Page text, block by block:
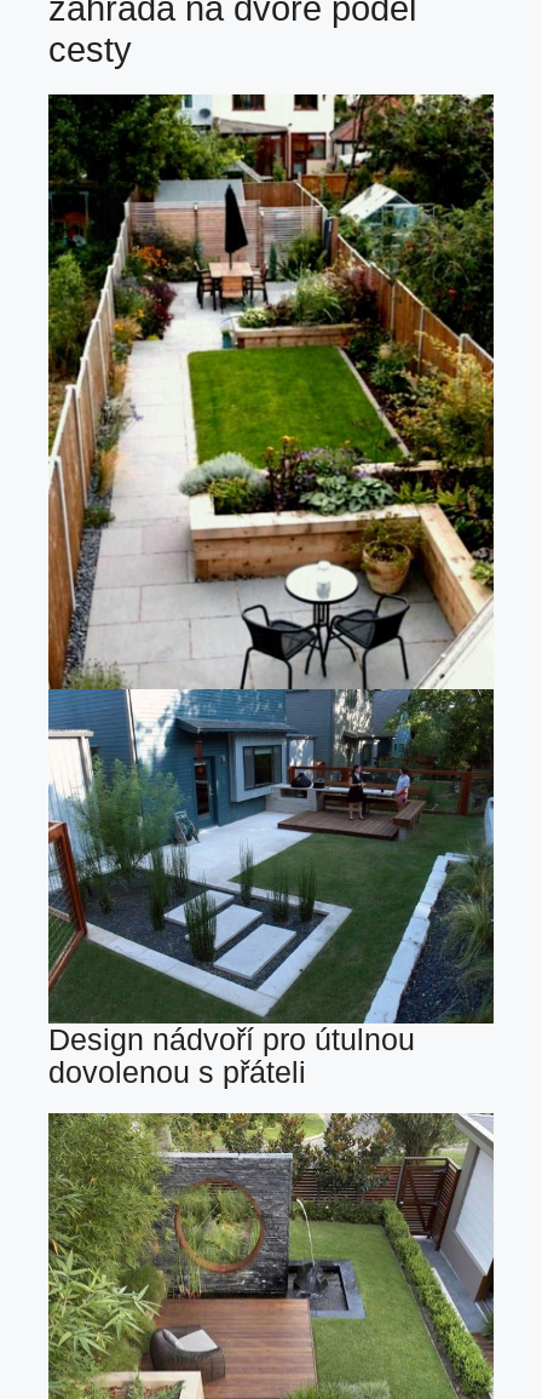
zahrada na dvoře podél
cesty
Design nádvoří pro útulnou
dovolenou s přáteli